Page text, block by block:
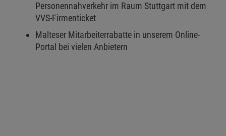
Personennahverkehr im Raum Stuttgart mit dem
VVS-Firmenticket
Malteser Mitarbeiterrabatte in unserem Online-
Portal bei vielen Anbietern